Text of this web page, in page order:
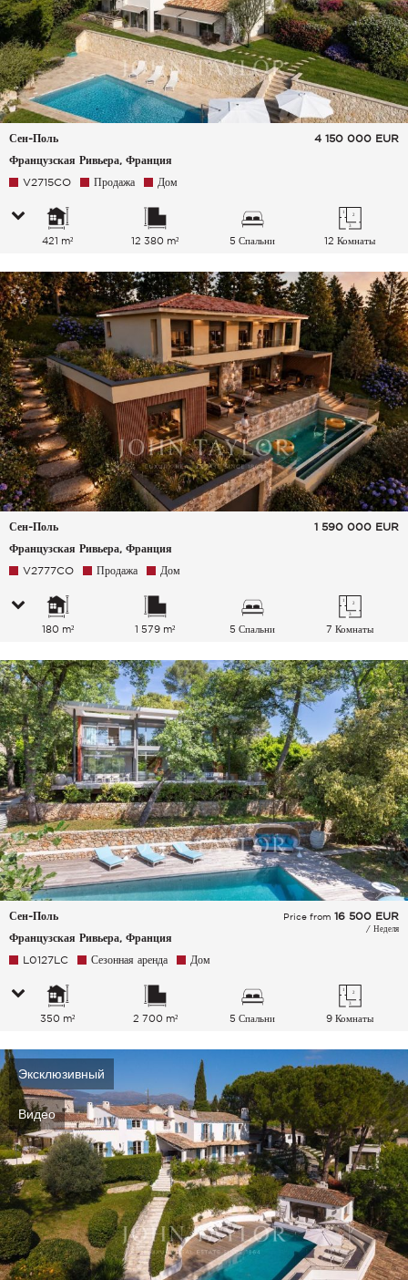
Сен-Поль
Французская Ривьера, Франция
4 150 000 EUR
V2715CO Продажа Дом
421 m² 12 380 m² 5 Спальни 12 Комнаты
Сен-Поль
Французская Ривьера, Франция
1 590 000 EUR
V2777CO Продажа Дом
180 m² 1 579 m² 5 Спальни 7 Комнаты
Сен-Поль
Французская Ривьера, Франция
Price from 16 500 EUR
/ Неделя
L0127LC Сезонная аренда Дом
350 m² 2 700 m² 5 Спальни 9 Комнаты
Эксклюзивный
Видео